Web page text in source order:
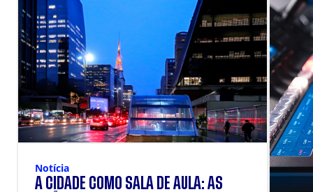
Notícia
A CIDADE COMO SALA DE AULA: AS